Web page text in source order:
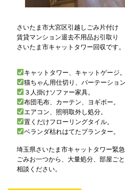
さいたま市大宮区引越しごみ片付け
賃貸マンション退去不用品お引取り
さいたま市キャットタワー回収です。
キャットタワー、キャットゲージ。
猫ちゃん用仕切り、パーテーション
３人掛けソファー家具。
布団毛布、カーテン、ヨギボー。
エアコン、照明取外し処分。
置くだけフローリングタイル。
ベランダ枯れはてたプランター。
埼玉県さいたま市キャットタワー緊
ごみお一つから、大量処分、部屋ご
相談ください。